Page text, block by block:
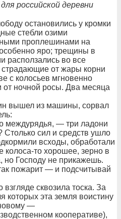
российской деревни
остановились у кромки
стебли озими
проплешинами на
яро; трещины в
расползались во все
страдающие от жары корни
с колосьев мгновенно
от ночной росы. Два месяца
вышел из машины, сорвал
междурядья, — три ладони
Столько сил и средств ушло
всходы, обработали
колоса-то хорошее, зерно в
Господу не прикажешь.
пожарит — и подсчитывай
сквозила тоска. За
которых эта земля воистину
—
кооперативе),